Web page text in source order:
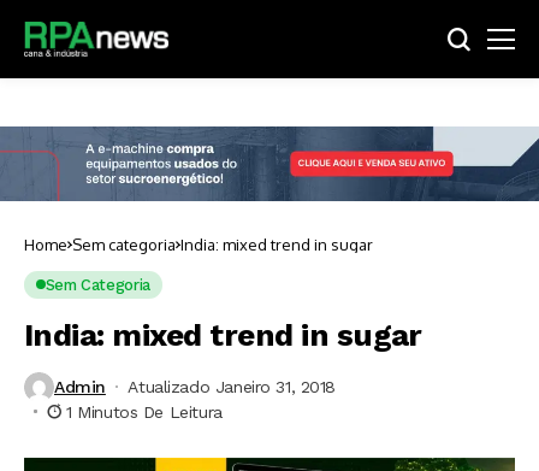
Home Sem categoria India: mixed trend in sugar
Sem Categoria
India: mixed trend in sugar
Admin
Atualizado Janeiro 31, 2018
1 Minutos De Leitura